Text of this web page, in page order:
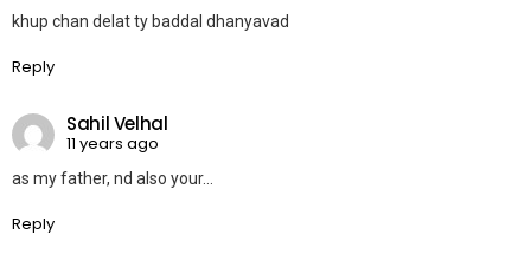
khup chan delat ty baddal dhanyavad
Reply
Sahil Velhal
11 years ago
as my father, nd also your…
Reply